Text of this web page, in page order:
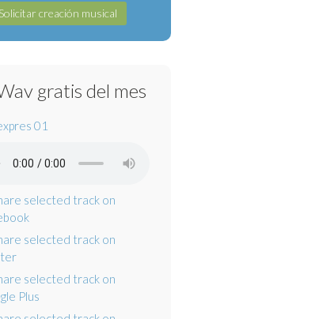
Solicitar creación musical
gratis del mes
01